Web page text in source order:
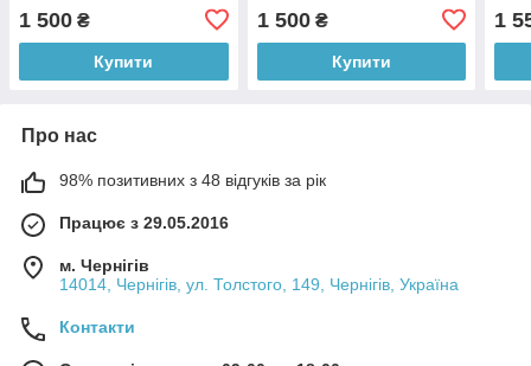
1 500 ₴
Купити
1 500₴
Купити
1
Про нас
98% позитивних з 48 відгуків за рік
Працює з 29.05.2016
м. Чернігів
14014, Чернігів, ул. Толстого, 149, Чернігів, Україна
Контакти